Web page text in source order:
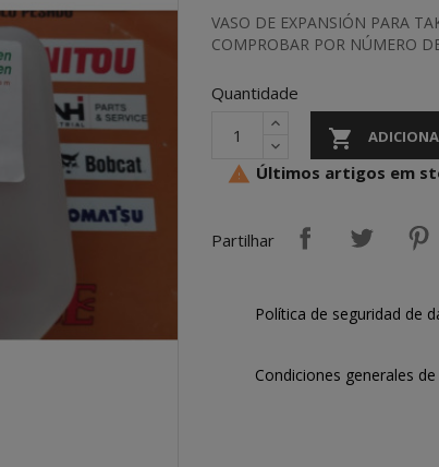
VASO DE EXPANSIÓN PARA
COMPROBAR POR NÚMERO
Quantidade

 Últimos artigos em
Partilhar
Política de seguridad de
Condiciones generales